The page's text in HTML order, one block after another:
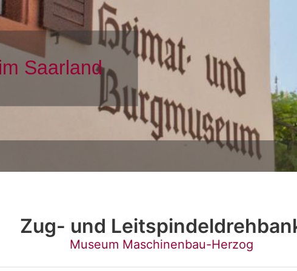
Zug- und
Museum Maschinenbau-Herzog